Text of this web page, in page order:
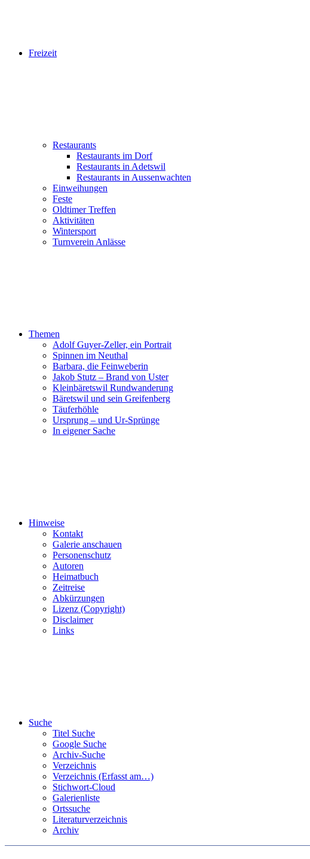
Freizeit
Restaurants
Restaurants im Dorf
Restaurants in Adetswil
Restaurants in Aussenwachten
Einweihungen
Feste
Oldtimer Treffen
Aktivitäten
Wintersport
Turnverein Anlässe
Themen
Adolf Guyer-Zeller, ein Portrait
Spinnen im Neuthal
Barbara, die Feinweberin
Jakob Stutz – Brand von Uster
Kleinbäretswil Rundwanderung
Bäretswil und sein Greifenberg
Täuferhöhle
Ursprung – und Ur-Sprünge
In eigener Sache
Hinweise
Kontakt
Galerie anschauen
Personenschutz
Autoren
Heimatbuch
Zeitreise
Abkürzungen
Lizenz (Copyright)
Disclaimer
Links
Suche
Titel Suche
Google Suche
Archiv-Suche
Verzeichnis
Verzeichnis (Erfasst am…)
Stichwort-Cloud
Galerienliste
Ortssuche
Literaturverzeichnis
Archiv